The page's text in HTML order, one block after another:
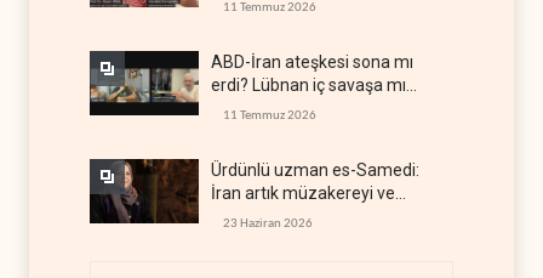
11 Temmuz 2026
ABD-İran ateşkesi sona mı
erdi? Lübnan iç savaşa mı
gidiyor?
11 Temmuz 2026
Ürdünlü uzman es-Samedi:
İran artık müzakereyi ve
çatışmayı aynı anda yürütüyor
23 Haziran 2026